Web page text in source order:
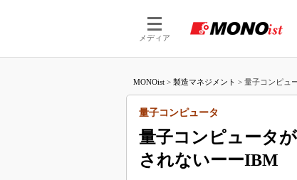
メディア
つながる
MONOist > 製造マネジメント > 量子コンピュ
量子コンピュータ
されないーーIBM
量子コンピュータ